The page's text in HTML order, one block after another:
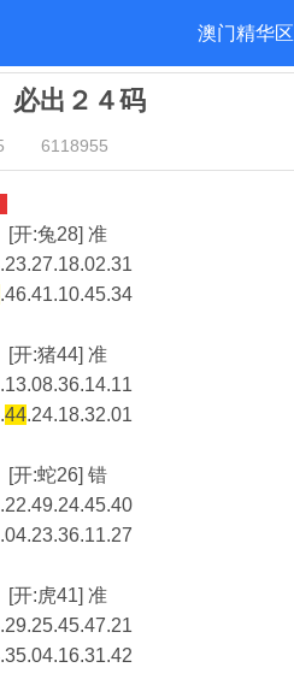
澳门精华区
必出２４码
6118955
[开:兔28] 准
.46.41.10.45.34
[开:猪44] 准
44.24.18.32.01
[开:蛇26] 错
[开:虎41] 准